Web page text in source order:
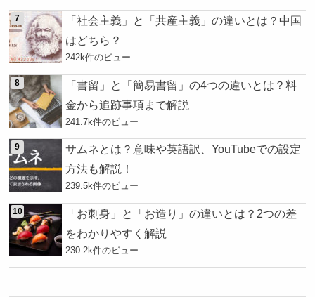
「社会主義」と「共産主義」の違いとは？中国
はどちら？
242k件のビュー
「書留」と「簡易書留」の4つの違いとは？料
金から追跡事項まで解説
241.7k件のビュー
サムネとは？意味や英語訳、YouTubeでの設定
方法も解説！
239.5k件のビュー
「お刺身」と「お造り」の違いとは？2つの差
をわかりやすく解説
230.2k件のビュー